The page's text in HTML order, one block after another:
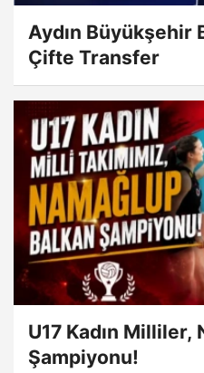
Aydın Büyükşehir
Çifte Transfer
U17 Kadın Milliler,
Şampiyonu!